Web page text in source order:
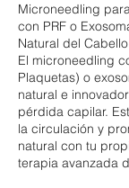
Microneedling
con PRF o
Natural del Cabello
El microneedling
Plaquetas) o
natural e
pérdida capilar.
la circulación y
natural con tu
terapia avanzada